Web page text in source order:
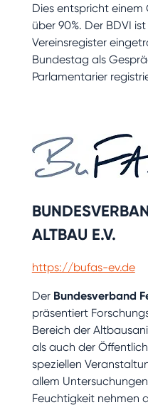
Dies entspricht
über 90%. Der BDVI
Vereinsregister
Bundestag als
Parlamentarier
ALTBAU E.V.
https://bufas-ev.de
Der Bundesverband
präsentiert
Bereich der
als auch der
speziellen
allem
Feuchtigkeit nehmen